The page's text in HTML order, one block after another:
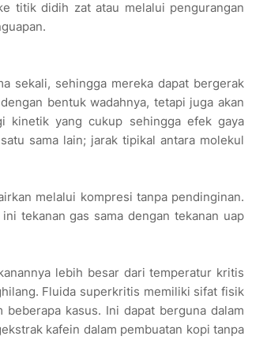
titik didih zat atau melalui pengurangan
sekali, sehingga mereka dapat bergerak
bentuk wadahnya, tetapi juga akan
kinetik yang cukup sehingga efek gaya
sama lain; jarak tipikal antara molekul
melalui kompresi tanpa pendinginan.
tekanan gas sama dengan tekanan uap
lebih besar dari temperatur kritis
Fluida superkritis memiliki sifat fisik
kasus. Ini dapat berguna dalam
kafein dalam pembuatan kopi tanpa